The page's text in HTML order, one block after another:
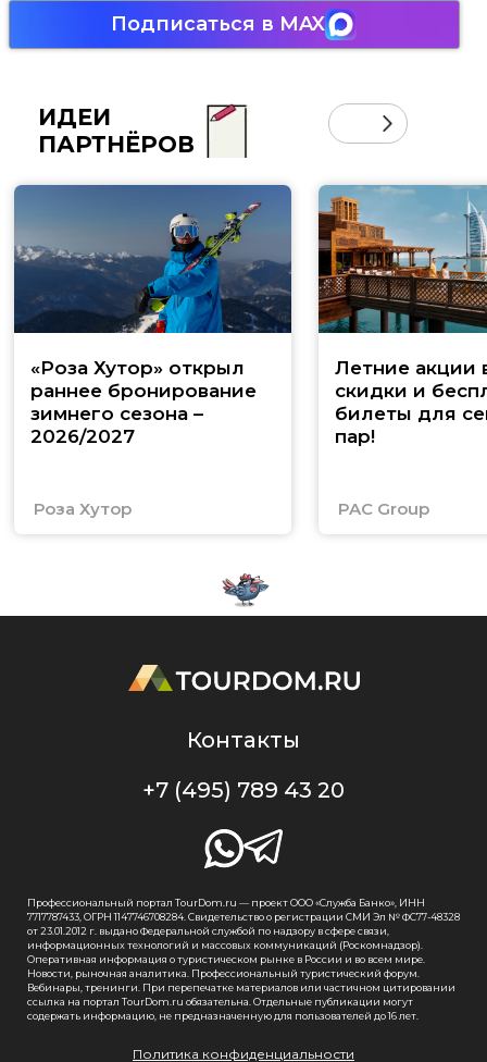
Подписаться в MAX
ИДЕИ
ПАРТНЁРОВ
«Роза Хутор» открыл
раннее бронирование
зимнего сезона –
2026/2027
Роза Хутор
Летние акции
скидки и
билеты для
пар!
PAC Group
Контакты
+7 (495) 789 43 20
Профессиональный портал TourDom.ru — проект ООО «Служба Банко», ИНН
7717787433, ОГРН 1147746708284. Свидетельство о регистрации СМИ Эл № ФС77-48328
от 23.01.2012 г. выдано Федеральной службой по надзору в сфере связи,
информационных технологий и массовых коммуникаций (Роскомнадзор).
Оперативная информация о туристическом рынке в России и во всем мире.
Новости, рыночная аналитика. Профессиональный туристический форум.
Вебинары, тренинги. При перепечатке материалов или частичном цитировании
ссылка на портал TourDom.ru обязательна. Отдельные публикации могут
содержать информацию, не предназначенную для пользователей до 16 лет.
Политика конфиденциальности